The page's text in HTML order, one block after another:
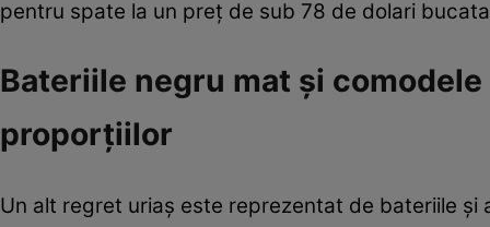
pentru spate la un preț de sub 78 de dolari
Bateriile negru mat și
proporțiilor
Un alt regret uriaș este reprezentat de bateriile